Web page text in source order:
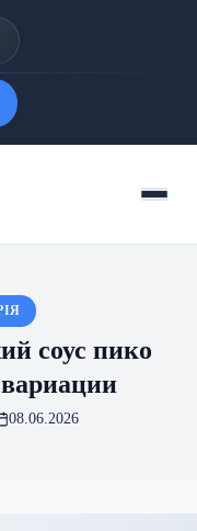
Меню
соус пико
08.06.2026